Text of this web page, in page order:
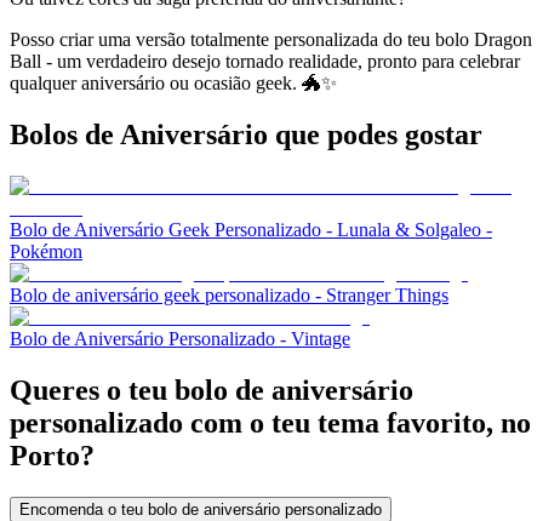
Posso criar uma versão totalmente personalizada do teu bolo Dragon
Ball - um verdadeiro desejo tornado realidade, pronto para celebrar
qualquer aniversário ou ocasião geek. 🐲✨
Bolos de Aniversário que podes gostar
Bolo de Aniversário Geek Personalizado - Lunala & Solgaleo -
Pokémon
Bolo de aniversário geek personalizado - Stranger Things
Bolo de Aniversário Personalizado - Vintage
Queres o teu bolo de aniversário
personalizado com o teu tema favorito, no
Porto?
Encomenda o teu bolo de aniversário personalizado